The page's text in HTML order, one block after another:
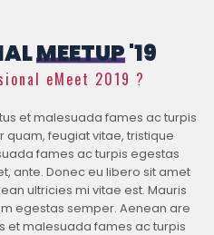
MEETUP'19
eMeet 2019 ?
et malesuada fames ac turpis
quam, feugiat vitae, tristique
fames ac turpis egestas
ante. Donec eu libero sit amet
ultricies mi vitae est. Mauris
egestas semper. Aenean are
et malesuada fames ac turpis